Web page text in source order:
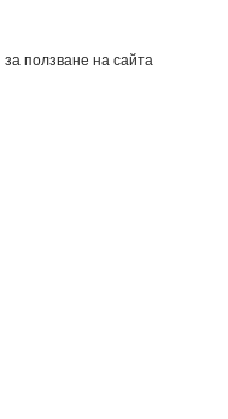
ползване на сайта